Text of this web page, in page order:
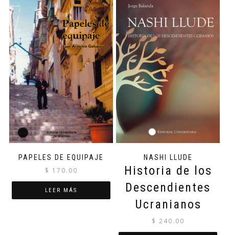
PAPELES DE EQUIPAJE
$ 170.00
LEER MÁS
NASHI LLUDE
Historia de los
Descendientes
Ucranianos
$ 240.00